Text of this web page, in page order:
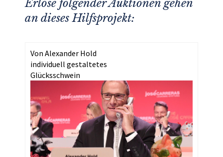
Erlöse folgender Auktionen gehen
an dieses Hilfsprojekt:
Von Alexander Hold
individuell gestaltetes
Glücksschwein